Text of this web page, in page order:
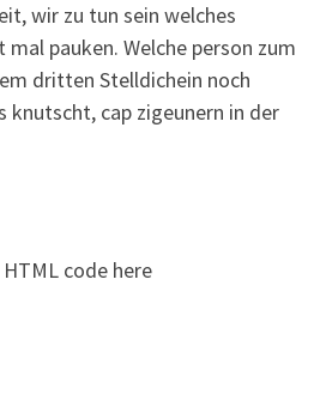
wir zu tun sein welches
mal pauken. Welche person zum
dritten Stelldichein noch
knutscht, cap zigeunern in der
code here